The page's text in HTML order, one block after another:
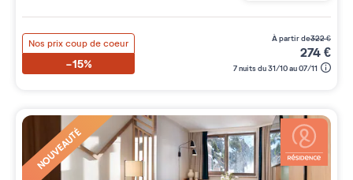
Nos prix coup de coeur
-15%
à partir de322€
274€
7 nuits du 31/10 au 07/11
NOUVEAUTÉ